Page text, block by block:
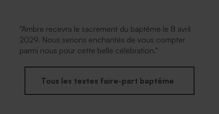
"Ambre recevra le sacrement du baptême le 8 avril
2029. Nous serions enchantés de vous compter
parmi nous pour cette belle célébration."
Tous les textes faire-part baptême